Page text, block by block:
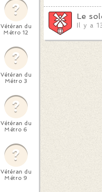
Vétéran du
Métro 12
Vétéran du
Métro 3
Vétéran du
Métro 6
Vétéran du
Métro 9
Le
Il y a